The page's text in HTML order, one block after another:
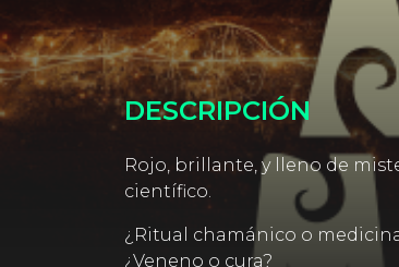
DESCRIPCIÓN
Rojo, brillante, y lleno de
científico.
¿Ritual chamánico o
¿Veneno o cura?